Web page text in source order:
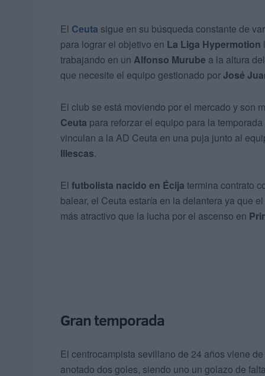
El Ceuta sigue en su búsqueda constante de
para lograr el objetivo en La Liga Hypermotion
trabajando en un Alfonso Murube a la altura
que necesite el equipo gestionado porJosé
El club se está moviendo por el mercado y son
Ceuta para reforzar el equipo para la
vinculan a la AD Ceuta en una puja junto al
Illescas.
El futbolista nacido en Écija termina contrato
balear, el Ceuta estaría en la delantera ya que
más atractivo que la lucha por el ascenso en
Gran temporada
El centrocampista sevillano de 24 años viene
anotado dos goles, siendo uno un golazo de